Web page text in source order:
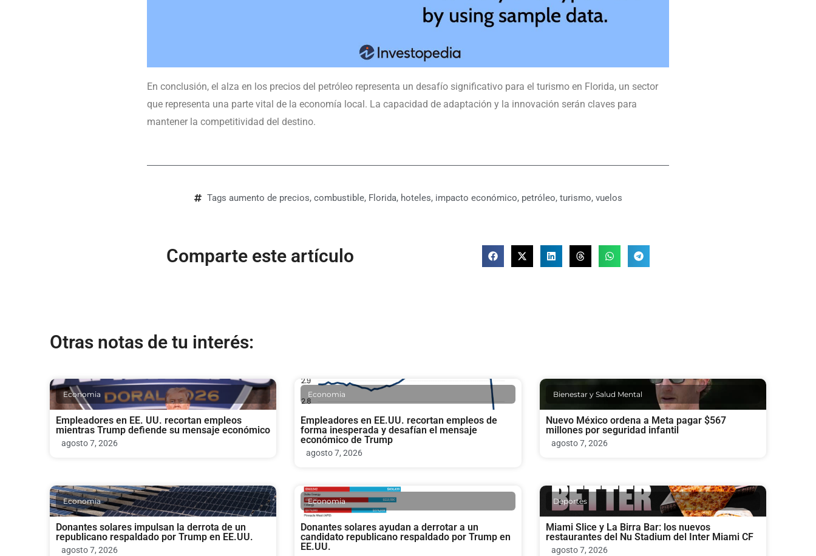
En conclusión, el alza en los precios del petróleo representa un desafío significativo para el turismo en Florida, un sector
que representa una parte vital de la economía local. La capacidad de adaptación y la innovación serán claves para
mantener la competitividad del destino.
Tags aumento de precios, combustible, Florida, hoteles, impacto económico, petróleo, turismo, vuelos
Comparte este artículo
Otras notas de tu interés:
Economia
Empleadores en EE. UU. recortan empleos
mientras Trump defiende su mensaje económico
agosto 7, 2026
Economia
Empleadores en EE.UU. recortan empleos de
forma inesperada y desafían el mensaje
económico de Trump
agosto 7, 2026
Bienestar y Salud Mental
Nuevo México ordena a Meta pagar $567
millones por seguridad infantil
agosto 7, 2026
Economia
Donantes solares impulsan la derrota de un
republicano respaldado por Trump en EE.UU.
agosto 7, 2026
Economia
Donantes solares ayudan a derrotar a un
candidato republicano respaldado por Trump en
EE.UU.
Deportes
Miami Slice y La Birra Bar: los nuevos
restaurantes del Nu Stadium del Inter Miami CF
agosto 7, 2026